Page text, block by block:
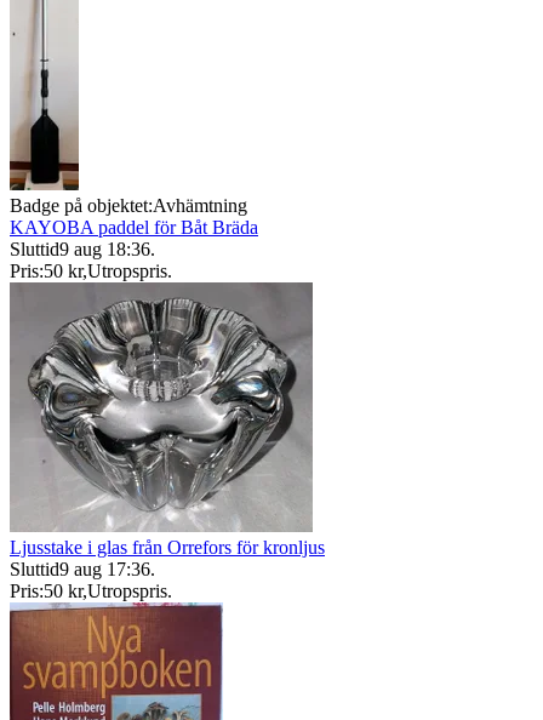
Badge på objektet:Avhämtning
KAYOBA paddel för Båt Bräda
Sluttid9 aug 18:36.
Pris:50 kr,Utropspris.
Ljusstake i glas från Orrefors för kronljus
Sluttid9 aug 17:36.
Pris:50 kr,Utropspris.